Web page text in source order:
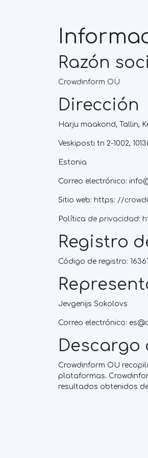
Razón
Crowdinform OÜ
Dirección
Harju maakond, Tallin,
Veskiposti tn 2-1002,
Estonia
Correo electrónico:
Sitio web: https: //
Política de privacidad:
Registro
Código de registro:
Jevgenijs Sokolovs
Correo electrónico:
Crowdinform OU
plataformas.
resultados obtenidos